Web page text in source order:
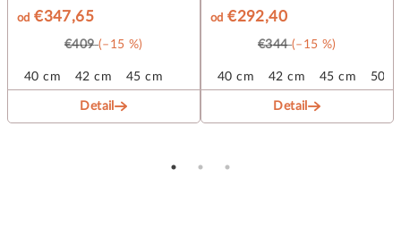
55 cm
od €347,65
€409 (–15 %)
40 cm 42 cm 45 cm
Detail
od €292,40
€344 (–15 %)
40 cm 42 cm 45 cm 50
Detail